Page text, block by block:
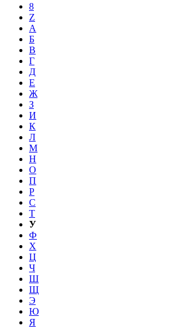
8
Z
А
Б
В
Г
Д
Е
Ж
З
И
К
Л
М
Н
О
П
Р
С
Т
У
Ф
Х
Ц
Ч
Ш
Щ
Э
Ю
Я